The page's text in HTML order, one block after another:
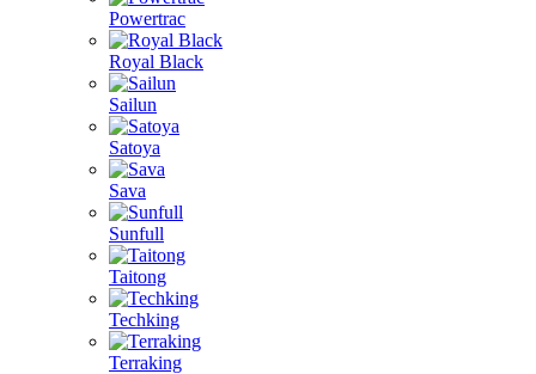
Powertrac
Royal Black
Sailun
Satoya
Sava
Sunfull
Taitong
Techking
Terraking